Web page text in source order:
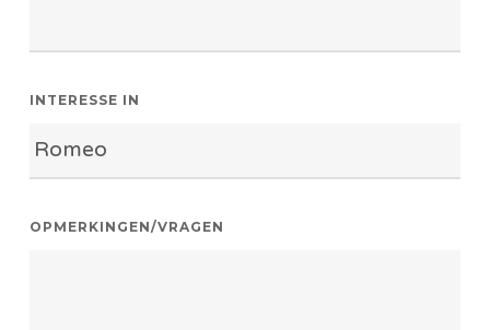
INTERESSE IN
OPMERKINGEN/VRAGEN